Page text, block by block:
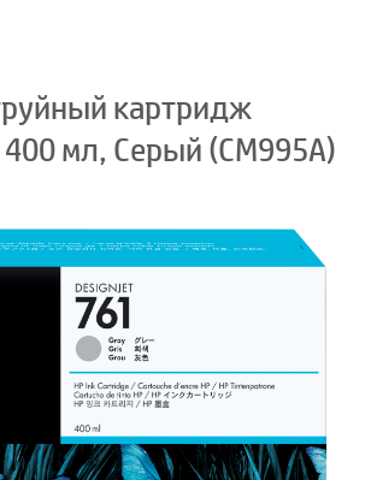
картридж
мл, Серый (CM995A)